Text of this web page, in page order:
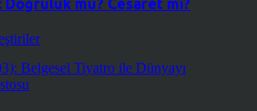
Doğruluk mu? Cesaret mi?